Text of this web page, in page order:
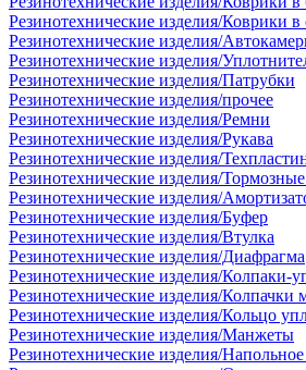
Резинотехнические изделия/Коврики в
Резинотехнические изделия/
Резинотехнические изделия/
Резинотехнические изделия/Патрубки
Резинотехнические изделия/прочее
Резинотехнические изделия/Ремни
Резинотехнические изделия/Рукава
Резинотехнические изделия/
Резинотехнические изделия/
Резинотехнические изделия/
Резинотехнические изделия/Буфер
Резинотехнические изделия/Втулка
Резинотехнические изделия/Диафрагма
Резинотехнические изделия/Колпаки-
Резинотехнические изделия/Колпачки
Резинотехнические изделия/Кольцо
Резинотехнические изделия/Манжеты
Резинотехнические изделия/